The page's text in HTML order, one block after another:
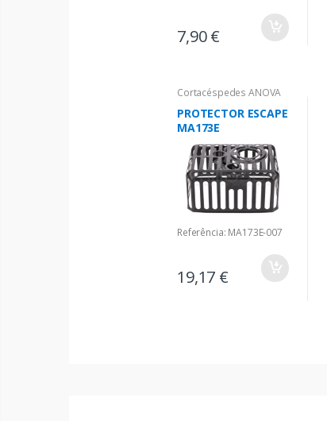
7,90 €
Cortacéspedes ANOVA
PROTECTOR ESCAPE
MA173E
Referência: MA173E-007
19,17 €